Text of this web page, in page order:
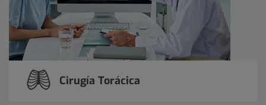
Cirugía Torácica